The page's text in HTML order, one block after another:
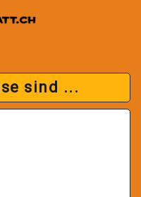
sind ...